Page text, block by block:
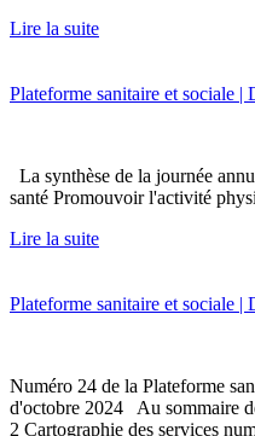
Lire la suite
Plateforme sanitaire et sociale |
La synthèse de la journée
santé Promouvoir l'activité
Lire la suite
Plateforme sanitaire et sociale |
Numéro 24 de la Plateforme
d'octobre 2024 Au sommaire
2 Cartographie des services